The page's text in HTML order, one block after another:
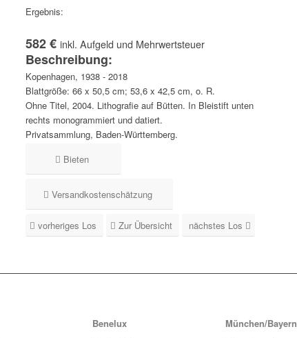
Ergebnis:
582 € inkl. Aufgeld und Mehrwertsteuer
Beschreibung:
Kopenhagen, 1938 - 2018
Blattgröße: 66 x 50,5 cm; 53,6 x 42,5 cm, o. R.
Ohne Titel, 2004. Lithografie auf Bütten. In Bleistift unten
rechts monogrammiert und datiert.
Privatsammlung, Baden-Württemberg.
Bieten
Versandkostenschätzung
vorheriges Los Zur Übersicht nächstes Los
Benelux
München/Bayern